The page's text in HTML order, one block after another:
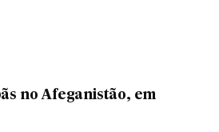
no Afeganistão, em